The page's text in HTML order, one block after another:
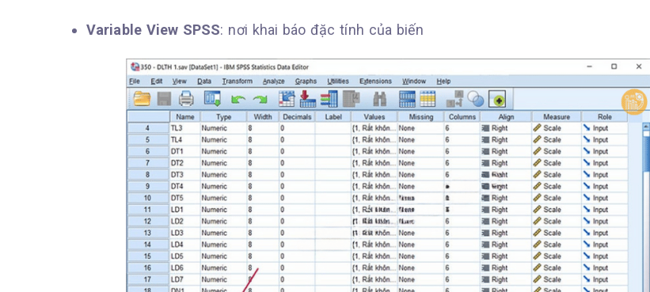
Variable View SPSS: nơi khai báo đặc tính của biến